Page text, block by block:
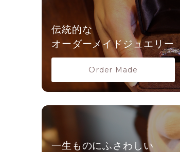
伝統的な
オーダーメイドジュエリー
Order Made
一生ものにふさわしい